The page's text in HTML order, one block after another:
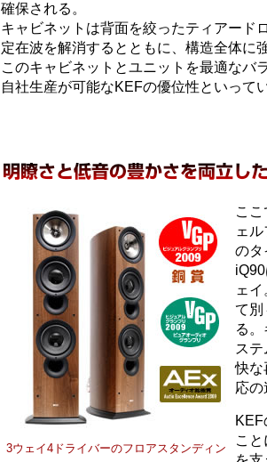
確保される。
キャビネットは背面を絞ったティアード
定在波を解消するとともに、構造全体に
このキャビネットとユニットを最適なバ
自社生産が可能なKEFの優位性といってい
3ウェイ4ドライバーのフロアスタンディン
こ
ェ
のタ
ェ
て別
る
ス
快な
応の
KEF
こ